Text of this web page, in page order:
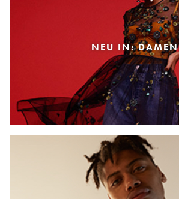
NEU IN: DAMEN